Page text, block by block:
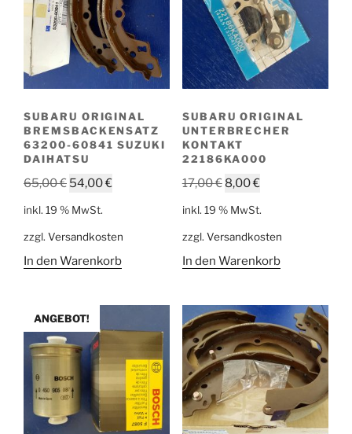
SUBARU ORIGINAL
BREMSBACKENSATZ
63200-60841 SUZUKI
DAIHATSU
65,00€ Ursprünglicher
65,00 €
54,00€Aktueller
54,00 €.
inkl. 19 % MwSt.
zzgl. Versandkosten
In den Warenkorb
SUBARU ORIGINAL
UNTERBRECHER
KONTAKT
22186KA000
17,00€ Ursprünglicher
17,00 €
8,00€Aktueller
8,00 €.
inkl. 19 % MwSt.
zzgl. Versandkosten
In den Warenkorb
ANGEBOT!